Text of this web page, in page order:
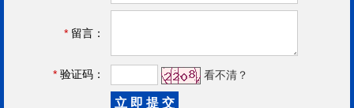
* 留言：
* 验证码： 看不清？